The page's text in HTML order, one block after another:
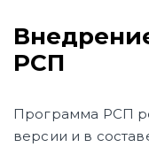
РСП
Программа РСП
версии и в